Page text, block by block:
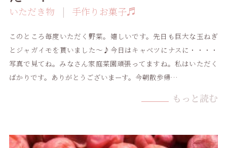
いただき物 手作りお菓子♬
このところ毎度いただく野菜。嬉しいです。先日も巨大な玉ねぎ
とジャガイモを貰いました〜♪今日はキャベツにナスに・・・・
写真で見てね。みなさん家庭菜園頑張ってますね。私はいただく
ばかりです。ありがとうございまーす。今朝散歩帰…
もっと読む